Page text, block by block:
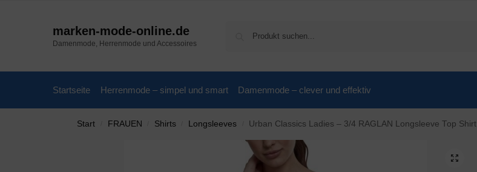
marken-mode-online.de
Damenmode, Herrenmode und Accessoires
Startseite Herrenmode – simpel und smart Damenmode – clever und effektiv
Start FRAUEN Shirts Longsleeves Urban Classics Ladies – 3/4 RAGLAN Longsleeve Top Shirt